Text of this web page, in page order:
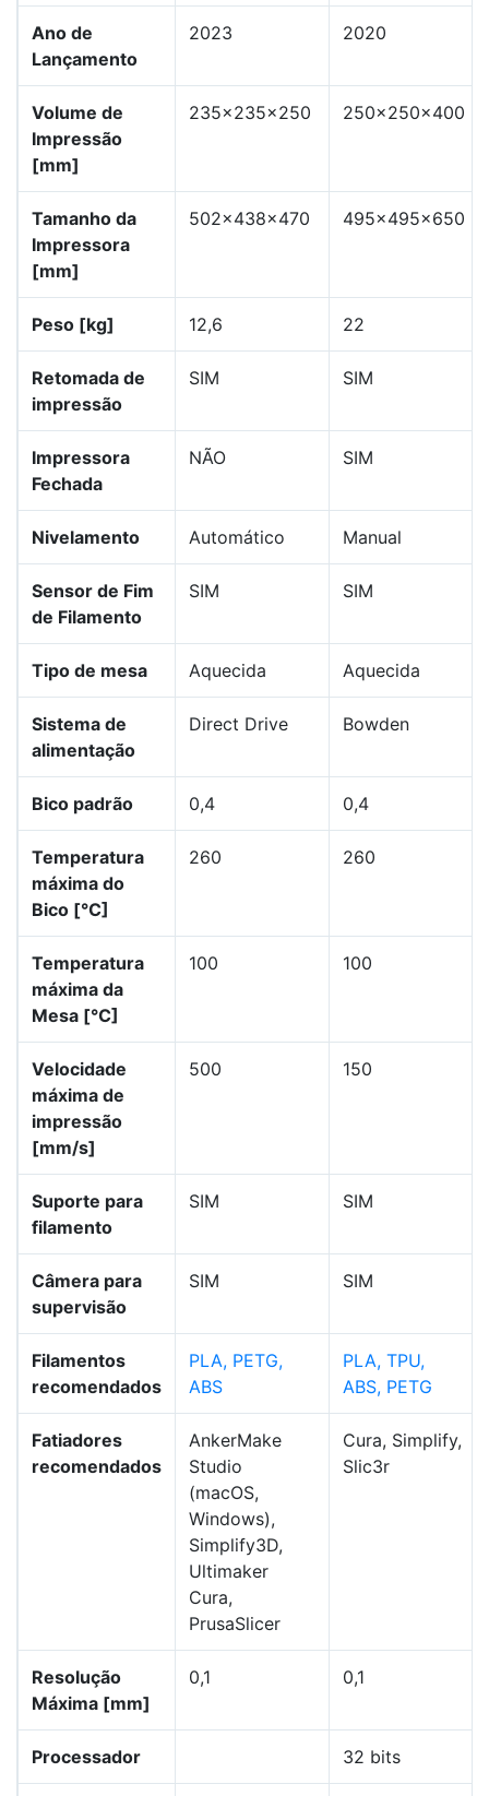
Ano de
Lançamento
2023 2020
Volume de
Impressão
[mm]
235x235x250 250x250x400
Tamanho da
Impressora
[mm]
502x438x470 495x495x650
Peso [kg] 12,6 22
Retomada de
impressão
SIM SIM
Impressora
Fechada
NÃO SIM
Nivelamento Automático Manual
Sensor de Fim
de Filamento
SIM SIM
Tipo de mesa Aquecida Aquecida
Sistema de
alimentação
Direct Drive Bowden
Bico padrão 0,4 0,4
Temperatura
máxima do
Bico [°C]
260 260
Temperatura
máxima da
Mesa [°C]
100 100
Velocidade
máxima de
impressão
[mm/s]
500 150
Suporte para
filamento
SIM SIM
Câmera para
supervisão
SIM SIM
Filamentos
recomendados
PLA, PETG,
ABS
PLA, TPU,
ABS, PETG
Fatiadores
recomendados
AnkerMake
Studio
(macOS,
Windows),
Simplify3D,
Ultimaker
Cura,
PrusaSlicer
Cura, Simplify,
Slic3r
Resolução
Máxima [mm]
0,1 0,1
Processador 32 bits